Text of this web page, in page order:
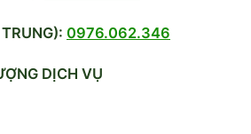
0976.062.346
DỊCH VỤ